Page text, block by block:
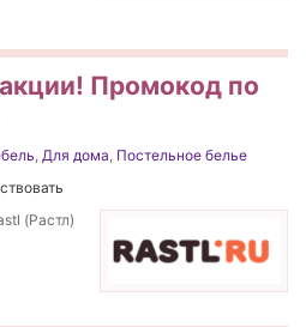
Промокод по
, Для дома, Постельное белье
(Растл)